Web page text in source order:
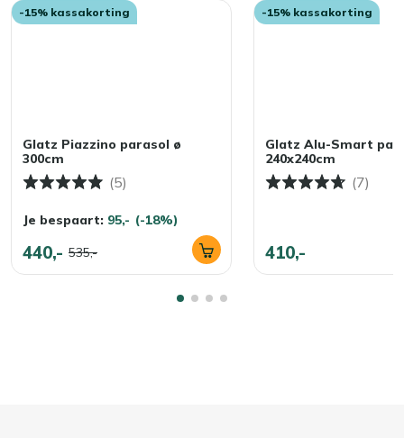
-15% kassakorting
Glatz Piazzino parasol ø
300cm
(5)
Je bespaart: 95,- (-18%)
440,- 535,-
-15% kassakorting
Glatz Alu-Smart
240x240cm
(7)
410,-